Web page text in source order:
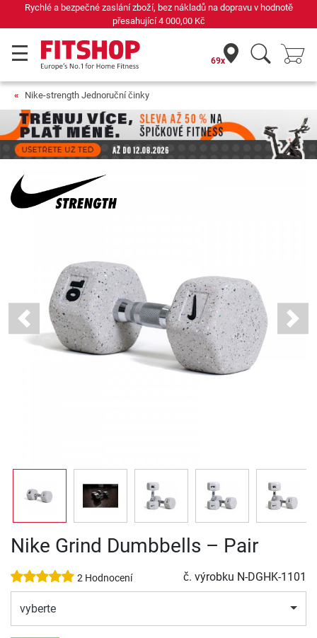
Rychlé a bezpečné zaslání zboží, bez nákladů na dopravu v hodnotě
přesahující4 000,00 Kč
69x
Nike-strength Jednoruční činky
Previous Next
Nike Grind Dumbbells – Pair
2 Hodnocení č. výrobku N-DGHK-1101
vyberte